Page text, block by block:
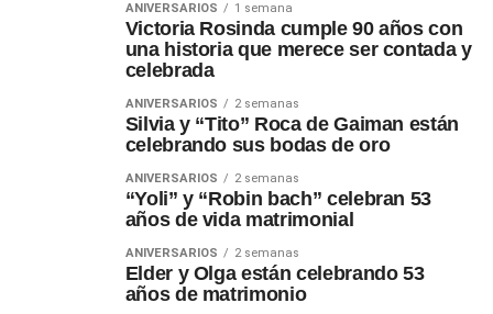
ANIVERSARIOS 1 semana
Victoria Rosinda cumple 90 años con
una historia que merece ser contada y
celebrada
ANIVERSARIOS 2 semanas
Silvia y “Tito” Roca de Gaiman están
celebrando sus bodas de oro
ANIVERSARIOS 2 semanas
“Yoli” y “Robin bach” celebran 53
años de vida matrimonial
ANIVERSARIOS 2 semanas
Elder y Olga están celebrando 53
años de matrimonio